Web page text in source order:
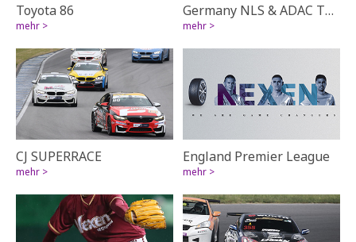
Toyota 86
mehr >
Germany NLS & ADAC TOTAL 24 Hour Race
mehr >
CJ SUPERRACE
mehr >
England Premier League
mehr >